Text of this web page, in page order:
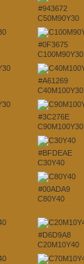
#943672
C50M90Y30
#0F3675
C100M90Y30
#A61269
C40M100Y30
#3C276E
C90M100Y30
#BFDEAE
C30Y40
#00ADA9
C80Y40
#D6D9A8
C20M10Y40